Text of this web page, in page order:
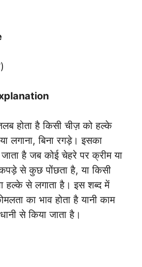
होता है किसी चीज़ को हल्के
लगाना, बिना रगड़े। इसका
है जब कोई चेहरे पर क्रीम या
से कुछ पोंछता है, या किसी
हल्के से लगाता है। इस शब्द में
का भाव होता है यानी काम
से किया जाता है।